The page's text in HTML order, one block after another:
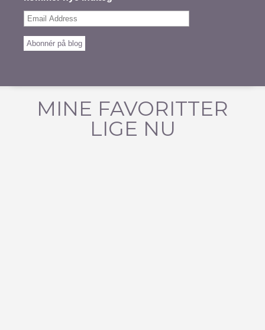
Email
Abonnér på blog
MINE FAVORITTER
LIGE NU